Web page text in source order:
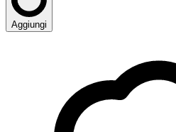
Aggiungi